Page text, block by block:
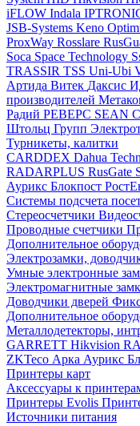
iFLOW Indala
JSB-Systems Keno
ProxWay Rosslare
Soca Space Technology
TRASSIR TSS Uni-Ubi
Артида Витек Даксис
производителей
Радий РЕВЕРС SEAN
Штольц Групп
Турникеты, калитки
CARDDEX Dahua
RADARPLUS RusGate
Аурикс Блокпост
Системы подсчета
Стереосчетчики
Проводные счетчики
Дополнительное
Электрозамки,
Умные электронные
Электромагнитные
Доводчики дверей
Дополнительное
Металлодетекторы,
GARRETT Hikvision
ZKTeco Арка Аурикс
Принтеры карт
Аксессуары к
Принтеры Evolis
Источники питания